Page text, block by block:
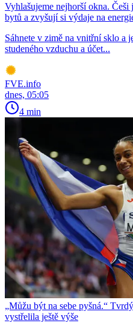
Vyhlašujeme nejhorší okna.
bytů a zvyšují si výdaje na
Sáhnete v zimě na vnitřní sklo a
studeného vzduchu a účet...
FVE.info
dnes, 05:05
4 min
„Můžu být na sebe pyšná.“
vystřelila ještě výše